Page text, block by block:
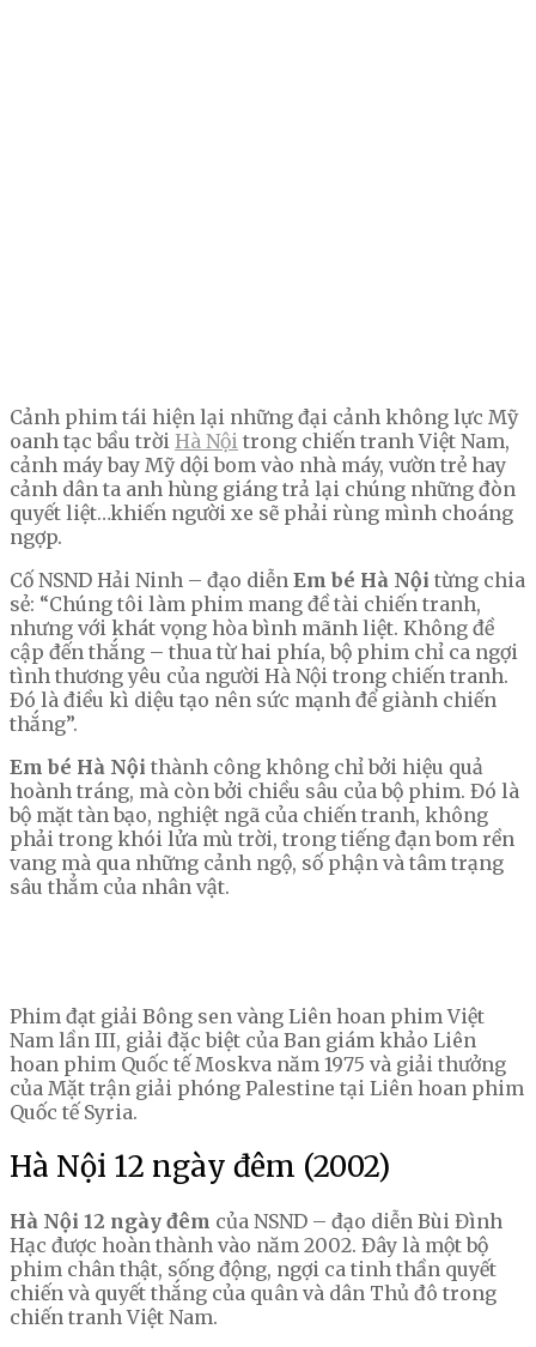
Cảnh phim tái hiện lại những đại cảnh không lực Mỹ
oanh tạc bầu trời Hà Nội trong chiến tranh Việt Nam,
cảnh máy bay Mỹ dội bom vào nhà máy, vườn trẻ hay
cảnh dân ta anh hùng giáng trả lại chúng những đòn
quyết liệt…khiến người xe sẽ phải rùng mình choáng
ngợp.
Cố NSND Hải Ninh – đạo diễn Em bé Hà Nội từng chia
sẻ: “Chúng tôi làm phim mang đề tài chiến tranh,
nhưng với khát vọng hòa bình mãnh liệt. Không đề
cập đến thắng – thua từ hai phía, bộ phim chỉ ca ngợi
tình thương yêu của người Hà Nội trong chiến tranh.
Đó là điều kì diệu tạo nên sức mạnh để giành chiến
thắng”.
Em bé Hà Nội thành công không chỉ bởi hiệu quả
hoành tráng, mà còn bởi chiều sâu của bộ phim. Đó là
bộ mặt tàn bạo, nghiệt ngã của chiến tranh, không
phải trong khói lửa mù trời, trong tiếng đạn bom rền
vang mà qua những cảnh ngộ, số phận và tâm trạng
sâu thẳm của nhân vật.
Phim đạt giải Bông sen vàng Liên hoan phim Việt
Nam lần III, giải đặc biệt của Ban giám khảo Liên
hoan phim Quốc tế Moskva năm 1975 và giải thưởng
của Mặt trận giải phóng Palestine tại Liên hoan phim
Quốc tế Syria.
Hà Nội 12 ngày đêm (2002)
Hà Nội 12 ngày đêm của NSND – đạo diễn Bùi Đình
Hạc được hoàn thành vào năm 2002. Đây là một bộ
phim chân thật, sống động, ngợi ca tinh thần quyết
chiến và quyết thắng của quân và dân Thủ đô trong
chiến tranh Việt Nam.